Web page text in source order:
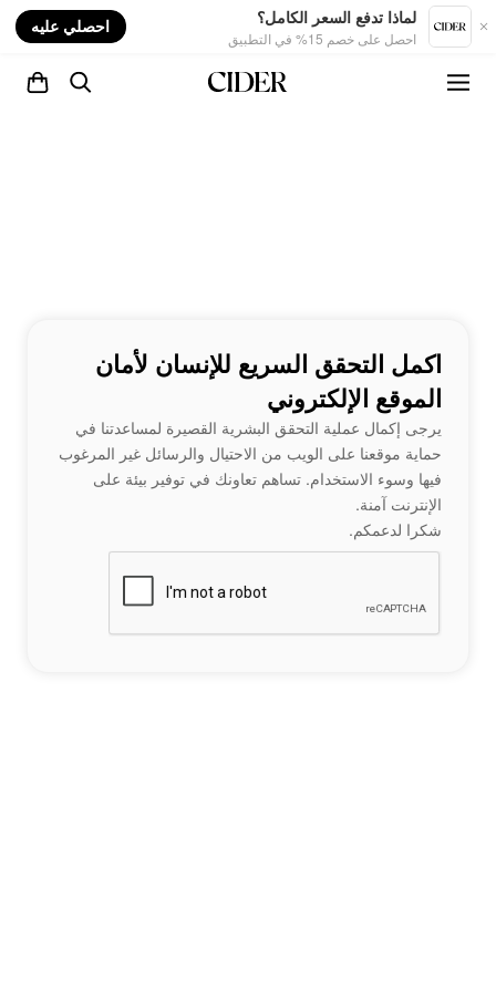
لماذا تدفع السعر الكامل؟
احصل على خصم 15% في التطبيق
احصلي عليه
اكمل التحقق السريع للإنسان لأمان
الموقع الإلكتروني
يرجى إكمال عملية التحقق البشرية القصيرة لمساعدتنا في
حماية موقعنا على الويب من الاحتيال والرسائل غير المرغوب
فيها وسوء الاستخدام. تساهم تعاونك في توفير بيئة على
الإنترنت آمنة.
شكرا لدعمكم.